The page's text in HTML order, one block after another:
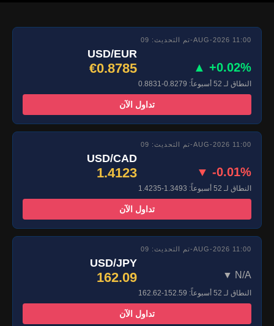
تم التحديث: 09-AUG-2026 11:00
USD/EUR
€0.8785 ▲ +0.02%
النطاق لـ 52 أسبوعاً: 0.8279-0.8831
تداول الآن
تم التحديث: 09-AUG-2026 11:00
USD/CAD
1.4123 ▼ -0.01%
النطاق لـ 52 أسبوعاً: 1.3493-1.4235
تداول الآن
تم التحديث: 09-AUG-2026 11:00
USD/JPY
162.09 ▼ N/A
النطاق لـ 52 أسبوعاً: 152.59-162.62
تداول الآن